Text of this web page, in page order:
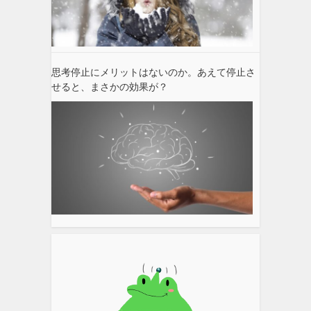
思考停止にメリットはないのか。あえて停止さ
せると、まさかの効果が？